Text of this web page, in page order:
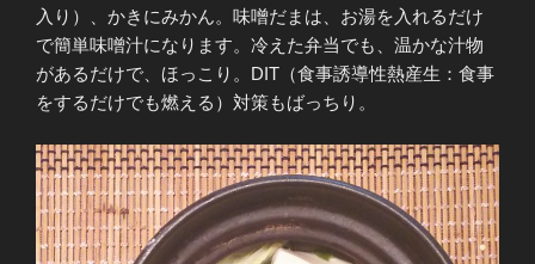
入り）、かきにみかん。味噌だまは、お湯を入れるだけ
で簡単味噌汁になります。冷えた弁当でも、温かな汁物
があるだけで、ほっこり。DIT（食事誘導性熱産生：食事
をするだけでも燃える）対策もばっちり。